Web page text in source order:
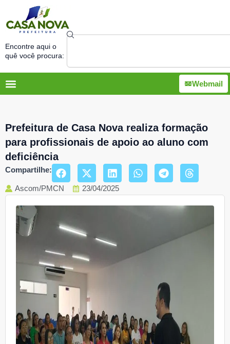
para
conteúdo
Encontre aqui o
quê você procura:
Search
Webmail
Prefeitura de Casa Nova realiza formação
para profissionais de apoio ao aluno com
deficiência
Compartilhe:
Ascom/PMCN 23/04/2025